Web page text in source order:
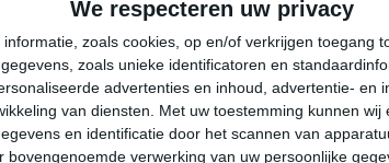
We respecteren uw privacy
informatie, zoals cookies, op en/of verkrijgen toegang
zoals unieke identificatoren en
advertenties en inhoud, advertentie- en
van diensten.
Met uw toestemming kunnen
en identificatie door het scannen van
verwerking van uw persoonlijke
27°C 29°C 28°C 24°C
12:00 15:00 18:00 21:00